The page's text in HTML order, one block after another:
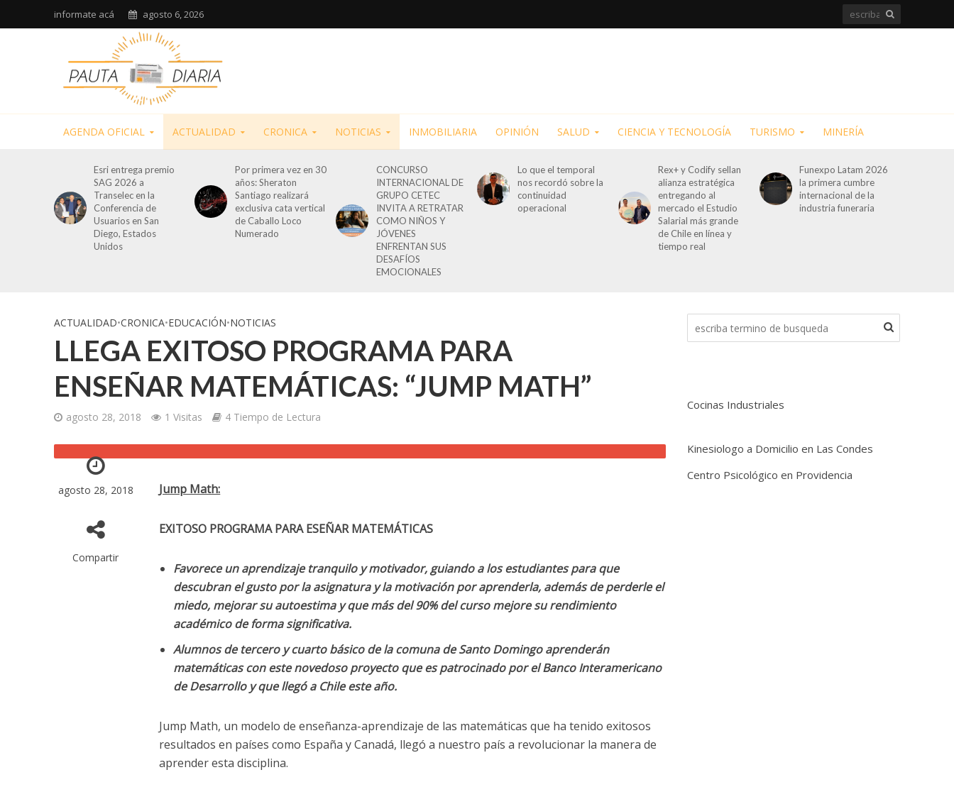
informate acá agosto 6, 2026
AGENDA OFICIAL ACTUALIDAD CRONICA NOTICIAS INMOBILIARIA OPINIÓN SALUD CIENCIA Y TECNOLOGÍA TURISMO MINERÍA
Esri entrega premio
SAG 2026 a
Transelec en la
Conferencia de
Usuarios en San
Diego, Estados
Unidos
Por primera vez en 30
años: Sheraton
Santiago realizará
exclusiva cata vertical
de Caballo Loco
Numerado
CONCURSO
INTERNACIONAL DE
GRUPO CETEC
INVITA A RETRATAR
COMO NIÑOS Y
JÓVENES
ENFRENTAN SUS
DESAFÍOS
EMOCIONALES
Lo que el temporal
nos recordó sobre la
continuidad
operacional
Rex+ y Codify sellan
alianza estratégica
entregando al
mercado el Estudio
Salarial más grande
de Chile en línea y
tiempo real
Funexpo Latam 2026
la primera cumbre
internacional de la
industria funeraria
ACTUALIDAD•CRONICA•EDUCACIÓN•NOTICIAS
LLEGA EXITOSO PROGRAMA PARA
ENSEÑAR MATEMÁTICAS: “JUMP MATH”
agosto 28, 2018 1 Visitas 4 Tiempo de Lectura
agosto 28, 2018
Compartir
Jump Math:
EXITOSO PROGRAMA PARA ESEÑAR MATEMÁTICAS
Favorece un aprendizaje tranquilo y motivador, guiando a los estudiantes para que
descubran el gusto por la asignatura y la motivación por aprenderla, además de perderle el
miedo, mejorarsu autoestima y que más del 90% del curso mejore su rendimiento
académico de forma significativa.
Alumnos de tercero y cuarto básico de la comuna de Santo Domingo aprenderán
matemáticas con este novedoso proyecto que es patrocinado por el Banco Interamericano
de Desarrollo y que llegó a Chile este año.
Jump Math, un modelo de enseñanza-aprendizaje de las matemáticas que ha tenido exitosos
resultados en países como España y Canadá, llegó a nuestro país a revolucionar la manera de
aprender esta disciplina.
Cocinas Industriales
Kinesiologo a Domicilio en Las Condes
Centro Psicológico en Providencia